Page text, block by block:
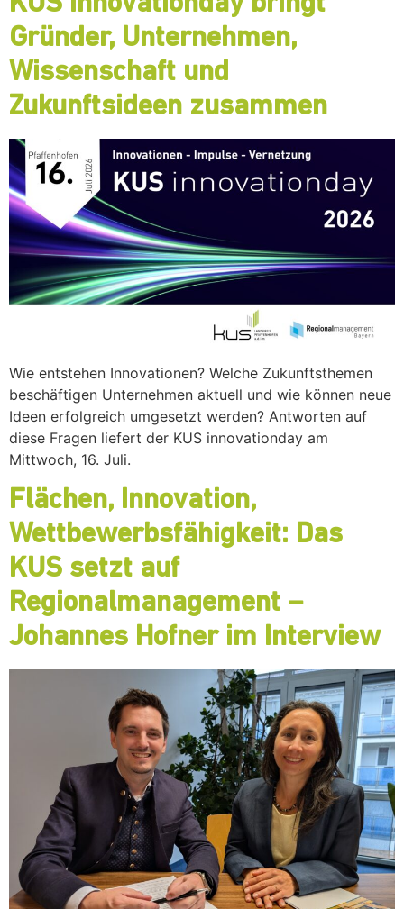
Gründer, Unternehmen,
Wissenschaft und
Zukunftsideen zusammen
Wie entstehen Innovationen? Welche Zukunftsthemen
beschäftigen Unternehmen aktuell und wie können neue
Ideen erfolgreich umgesetzt werden? Antworten auf
diese Fragen liefert der KUS innovationday am
Mittwoch, 16. Juli.
Flächen, Innovation,
Wettbewerbsfähigkeit: Das
KUS setzt auf
Regionalmanagement –
Johannes Hofner im Interview